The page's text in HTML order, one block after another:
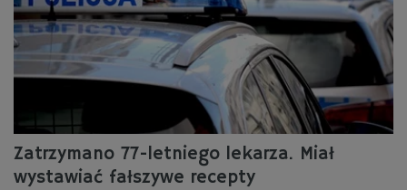
Zatrzymano 77-letniego lekarza. Miał
wystawiać fałszywe recepty